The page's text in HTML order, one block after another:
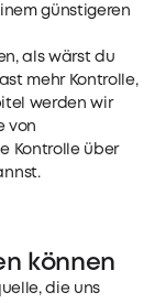
günstigeren
als wärst du
mehr Kontrolle,
werden wir
von
Kontrolle über
können
die uns